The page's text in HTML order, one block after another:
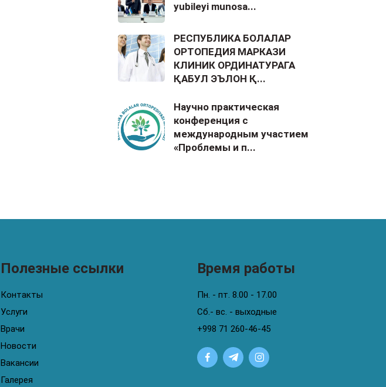
yubileyi munosa...
РЕСПУБЛИКА БОЛАЛАР
ОРТОПЕДИЯ МАРКАЗИ
КЛИНИК ОРДИНАТУРАГА
ҚАБУЛ ЭЪЛОН Қ...
Научно практическая
конференция с
международным участием
«Проблемы и п...
Полезные ссылки
Контакты
Услуги
Врачи
Новости
Вакансии
Галерея
Время работы
Пн. - пт. 8.00 - 17.00
Сб.- вс. - выходные
+998 71 260-46-45